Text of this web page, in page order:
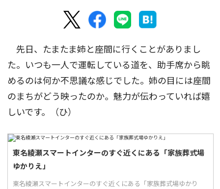
先日、たまたま姉と座間に行くことがありまし
た。いつも一人で運転している道を、助手席から眺
めるのは何か不思議な感じでした。姉の目には座間
のまちがどう映ったのか。魅力が伝わっていれば嬉
しいです。（ひ）
東名綾瀬スマートインターのすぐ近くにある「家族葬式場
ゆかりえ」
東名綾瀬スマートインターのすぐ近くにある「家族葬式場ゆかり